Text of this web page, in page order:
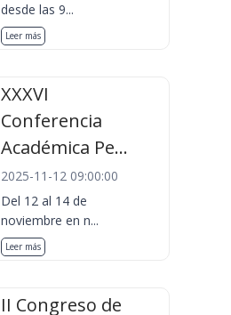
desde las 9...
Leer más
XXXVI
Conferencia
Académica Pe...
2025-11-12 09:00:00
Del 12 al 14 de
noviembre en n...
Leer más
II Congreso de